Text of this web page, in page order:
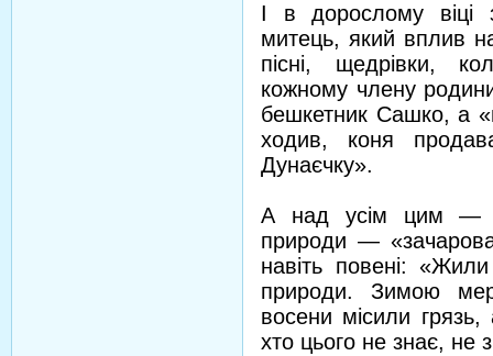
І в дорослому віці
митець, який вплив
пісні, щедрівки,
кожному члену
бешкетник Сашко, а
ходив, коня
Дунаєчку».
А над усім цим —
природи —
навіть повені:
природи. Зимою
восени місили
хто цього не знає, не